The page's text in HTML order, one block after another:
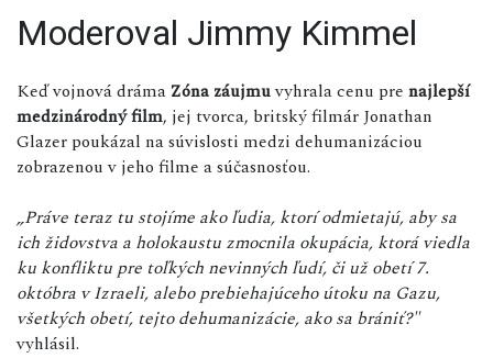
Moderoval Jimmy Kimmel
Keď vojnová dráma Zóna záujmuvyhrala cenu pre najlepší
medzinárodný film, jej tvorca, britský filmár Jonathan
Glazer poukázal na súvislosti medzi dehumanizáciou
zobrazenou v jeho filme a súčasnosťou.
„Práve teraz tu stojíme ako ľudia, ktorí odmietajú, aby sa
ich židovstva a holokaustu zmocnila okupácia, ktorá viedla
ku konfliktu pre toľkých nevinných ľudí, či už obetí 7.
októbra v Izraeli, alebo prebiehajúceho útoku na Gazu,
všetkých obetí, tejto dehumanizácie, ako sa brániť?"
vyhlásil.